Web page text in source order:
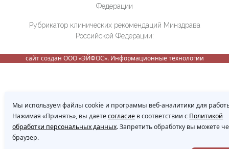
Федерации
Рубрикатор клинических рекомендаций Минздрава
Российской Федерации:
сайт создан ООО «ЭЙФОС». Информационные технологии
Мы используем файлы cookie и программы веб-аналитики для
Нажимая «Принять», вы даетесогласие в соответствии с Политикой
обработки персональных данных. Запретить обработку вы можете
браузер.